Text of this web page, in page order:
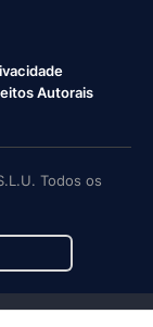
Autorais
Todos os